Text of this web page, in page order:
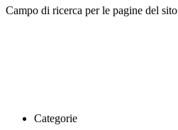
Campo di ricerca per le pagine del sito
Categorie